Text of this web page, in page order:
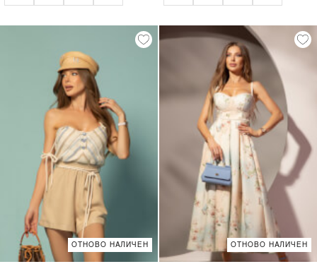
ОТНОВО НАЛИЧЕН ОТНОВО НАЛИЧЕН